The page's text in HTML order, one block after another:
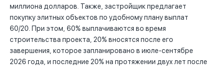
миллиона долларов. Также, застройщик предлагает
покупку элитных объектов по удобному плану выплат
60/20. При этом, 60% выплачиваются во время
строительства проекта, 20% вносятся после его
завершения, которое запланировано в июле-сентябре
2026 года, и последние 20% на протяжении двух лет после